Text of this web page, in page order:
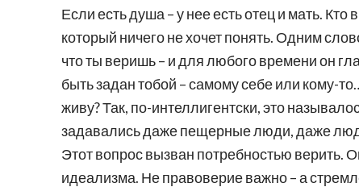
Если есть душа – у нее есть отец и мать. Кто
который ничего не хочет понять. Одним
что ты веришь – и для любого времени он
быть задан тобой – самому себе или кому-
живу? Так, по-интеллигентски, это
задавались даже пещерные люди, даже
Этот вопрос вызван потребностью верить.
идеализма. Не правоверие важно – а